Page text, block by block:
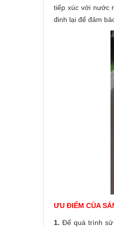
tiếp xúc với nước
đinh lại để đảm
ƯU ĐIỂM CỦA
1. Để quá trình